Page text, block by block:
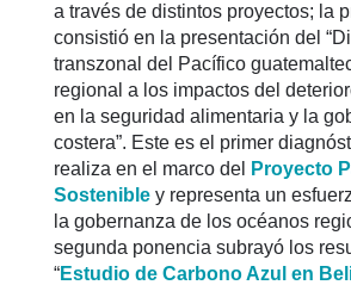
a través de distintos proyectos; la
consistió en la presentación del
transzonal del Pacífico
regional a los impactos del
en la seguridad alimentaria y la
costera”. Este es el primer
realiza en el marco del
Proyecto
Sostenible y representa un
la gobernanza de los océanos
segunda ponencia subrayó los
“Estudio de Carbono Azul en